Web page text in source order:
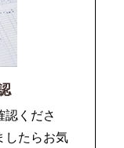
認くださ
したらお気